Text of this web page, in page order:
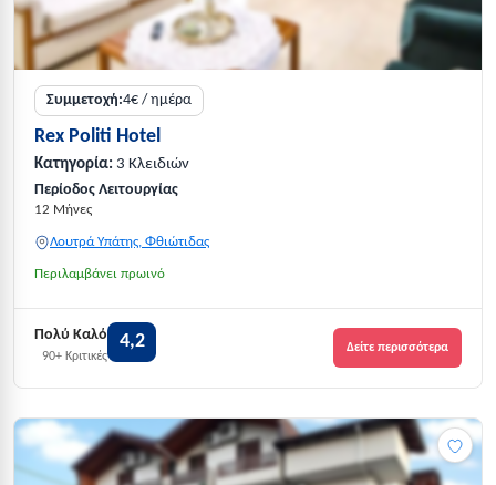
Συμμετοχή:4€ / ημέρα
Rex Politi Hotel
Κατηγορία: 3 Κλειδιών
Περίοδος Λειτουργίας
12 Μήνες
Λουτρά Υπάτης, Φθιώτιδας
Περιλαμβάνει πρωινό
Πολύ Καλό
90+ Κριτικές
4,2 Δείτε περισσότερα